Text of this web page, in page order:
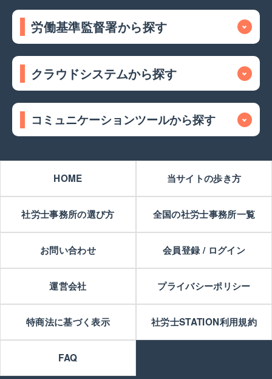
労働基準監督署から探す
クラウドシステムから探す
コミュニケーションツールから探す
HOME 当サイトの歩き方
社労士事務所の選び方 全国の社労士事務所一覧
お問い合わせ 会員登録 / ログイン
運営会社 プライバシーポリシー
特商法に基づく表示 社労士STATION利用規約
FAQ